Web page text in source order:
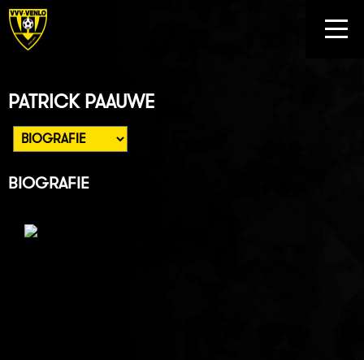
PATRICK PAAUWE
BIOGRAFIE